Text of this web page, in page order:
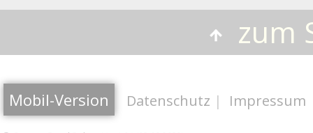
zum
Mobil-Version Datenschutz | Impressum